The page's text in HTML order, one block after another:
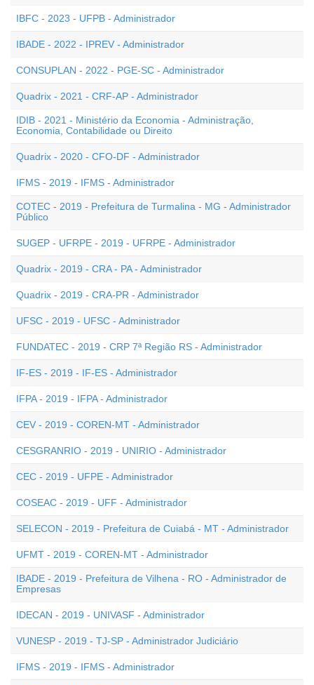
IBFC - 2023 - UFPB - Administrador
IBADE - 2022 - IPREV - Administrador
CONSUPLAN - 2022 - PGE-SC - Administrador
Quadrix - 2021 - CRF-AP - Administrador
IDIB - 2021 - Ministério da Economia - Administração,
Economia, Contabilidade ou Direito
Quadrix - 2020 - CFO-DF - Administrador
IFMS - 2019 - IFMS - Administrador
COTEC - 2019 - Prefeitura de Turmalina - MG - Administrador
Público
SUGEP - UFRPE - 2019 - UFRPE - Administrador
Quadrix - 2019 - CRA - PA - Administrador
Quadrix - 2019 - CRA-PR - Administrador
UFSC - 2019 - UFSC - Administrador
FUNDATEC - 2019 - CRP 7ª Região RS - Administrador
IF-ES - 2019 - IF-ES - Administrador
IFPA - 2019 - IFPA - Administrador
CEV - 2019 - COREN-MT - Administrador
CESGRANRIO - 2019 - UNIRIO - Administrador
CEC - 2019 - UFPE - Administrador
COSEAC - 2019 - UFF - Administrador
SELECON - 2019 - Prefeitura de Cuiabá - MT - Administrador
UFMT - 2019 - COREN-MT - Administrador
IBADE - 2019 - Prefeitura de Vilhena - RO - Administrador de
Empresas
IDECAN - 2019 - UNIVASF - Administrador
VUNESP - 2019 - TJ-SP - Administrador Judiciário
IFMS - 2019 - IFMS - Administrador